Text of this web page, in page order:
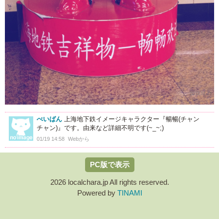
べいばん 上海地下鉄イメージキャラクター『暢暢(チャン
チャン)』です。由来など詳細不明です(~_~;)
01/19 14:58 Webから
PC版で表示
2026 localchara.jp All rights reserved.
Powered by TINAMI